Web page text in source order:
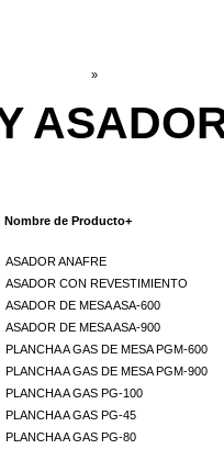
»
Nombre de Producto+
ASADOR ANAFRE
ASADOR CON REVESTIMIENTO
ASADOR DE MESA ASA-600
ASADOR DE MESA ASA-900
PLANCHA A GAS DE MESA PGM-600
PLANCHA A GAS DE MESA PGM-900
PLANCHA A GAS PG-100
PLANCHA A GAS PG-45
PLANCHA A GAS PG-80